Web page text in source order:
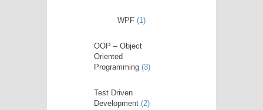
WPF (1)
OOP – Object
Oriented
Programming (3)
Test Driven
Development (2)